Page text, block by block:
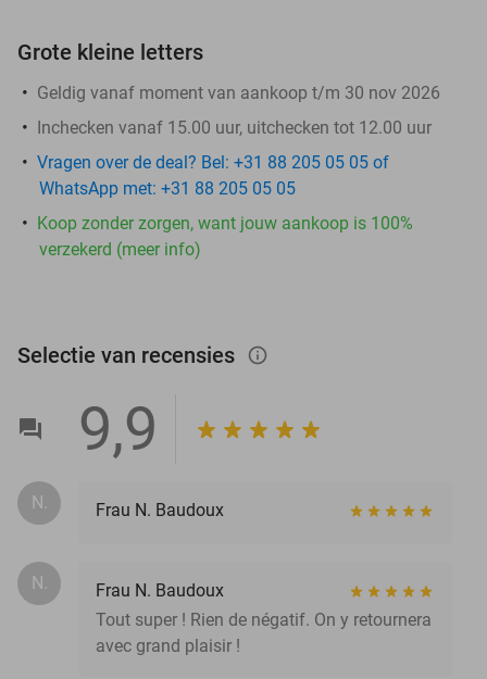
Grote kleine letters
Geldig vanaf moment van aankoop t/m 30 nov 2026
Inchecken vanaf 15.00 uur, uitchecken tot 12.00 uur
Vragen over de deal? Bel: +31 88 205 05 05 of
WhatsApp met: +31 88 205 05 05
Koop zonder zorgen, want jouw aankoop is 100%
verzekerd (meer info)
Selectie van recensies info_outlined
9,9
N. Frau N. Baudoux
N.
Frau N. Baudoux
Tout super ! Rien de négatif. On y retournera
avec grand plaisir !